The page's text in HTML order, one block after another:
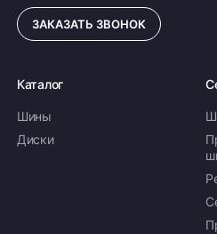
ПОДРОБНЕЕ ОБ ДОСТАВКЕ
Оплата заказа
Возможна картой,
также доступно
формирование счёта
ЗАКАЗАТЬ ЗВОНОК
Каталог
Шины
Диски